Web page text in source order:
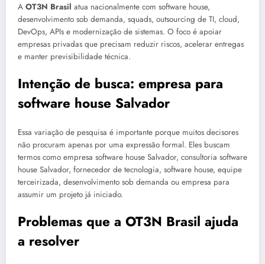
A OT3N Brasil atua nacionalmente com software house,
desenvolvimento sob demanda, squads, outsourcing de TI, cloud,
DevOps, APIs e modernização de sistemas. O foco é apoiar
empresas privadas que precisam reduzir riscos, acelerar entregas
e manter previsibilidade técnica.
Intenção de busca: empresa para
software house Salvador
Essa variação de pesquisa é importante porque muitos decisores
não procuram apenas por uma expressão formal. Eles buscam
termos como empresa software house Salvador, consultoria software
house Salvador, fornecedor de tecnologia, software house, equipe
terceirizada, desenvolvimento sob demanda ou empresa para
assumir um projeto já iniciado.
Problemas que a OT3N Brasil ajuda
a resolver